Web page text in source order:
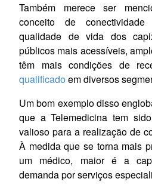
Também merece ser
conceito de
qualidade de vida dos
públicos mais acessíveis,
têm mais condições de
qualificado em diversos
Um bom exemplo disso
que a Telemedicina tem
valioso para a realização de
À medida que se torna mais
um médico, maior é a
demanda por serviços